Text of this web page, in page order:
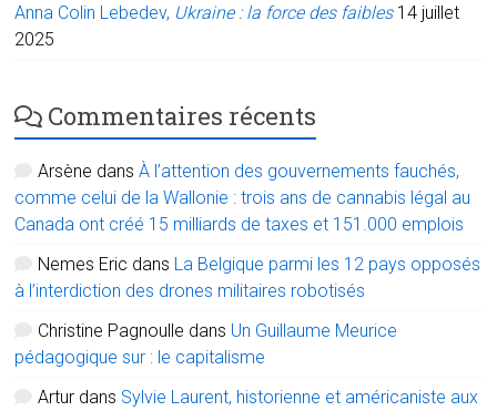
Anna Colin Lebedev, Ukraine : la force des faibles 14 juillet
2025
Commentaires récents
Arsène dansÀ l’attention des gouvernements fauchés,
comme celui de la Wallonie : trois ans de cannabis légal au
Canada ont créé 15 milliards de taxes et 151.000 emplois
Nemes Eric dans La Belgique parmi les 12 pays opposés
à l’interdiction des drones militaires robotisés
Christine Pagnoulle dans Un Guillaume Meurice
pédagogique sur : le capitalisme
Artur dans Sylvie Laurent, historienne et américaniste aux